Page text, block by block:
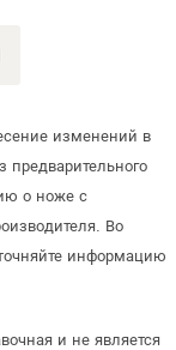
изменений в
о ноже с
Во
информацию
и не является